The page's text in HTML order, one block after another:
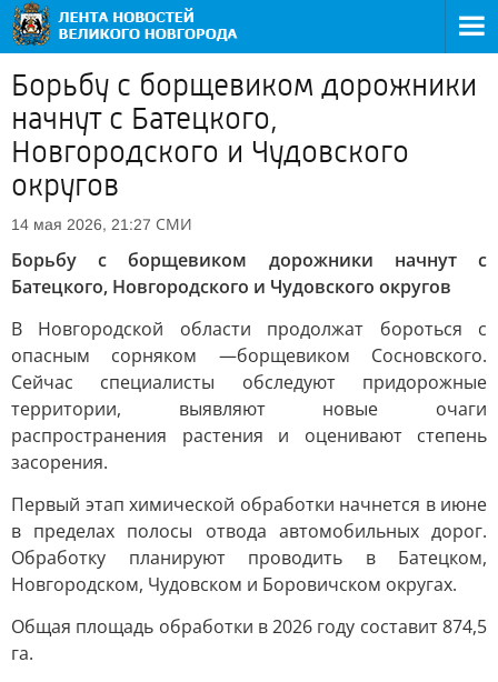
Борьбу с борщевиком дорожники
начнут с Батецкого,
Новгородского и Чудовского
округов
14 мая 2026, 21:27 СМИ
Борьбу с борщевиком дорожники начнут с
Батецкого, Новгородского и Чудовского округов
В Новгородской области продолжат бороться с
опасным сорняком —борщевиком Сосновского.
Сейчас специалисты обследуют придорожные
территории, выявляют новые очаги
распространения растения и оценивают степень
засорения.
Первый этап химической обработки начнется в июне
в пределах полосы отвода автомобильных дорог.
Обработку планируют проводить в Батецком,
Новгородском, Чудовском и Боровичском округах.
Общая площадь обработки в 2026 году составит 874,5
га.